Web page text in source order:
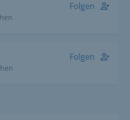
Folgen
Folgen